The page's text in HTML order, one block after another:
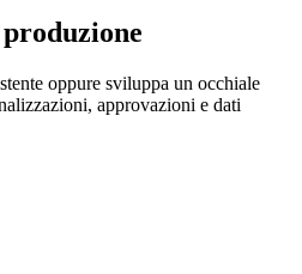
oppure sviluppa un occhiale
approvazioni e dati